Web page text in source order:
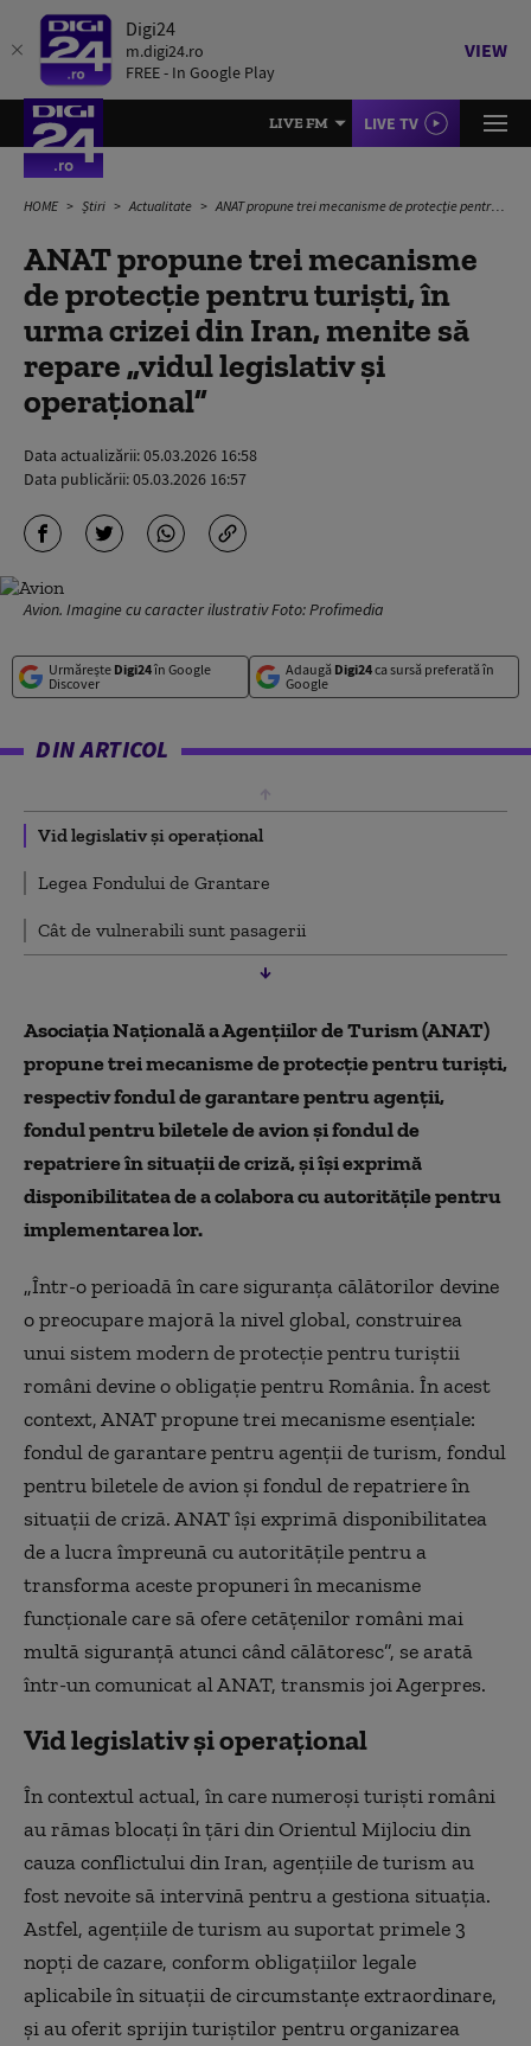
Digi24
m.digi24.ro
FREE - In Google Play
VIEW
LIVE FM LIVE TV
HOME Știri Actualitate ANAT propune trei mecanisme de protecţie pentru turişti, în urma crizei din Iran, menite să repare „vidul legislativ și operațional”
ANAT propune trei mecanisme
de protecţie pentru turişti, în
urma crizei din Iran, menite să
repare „vidul legislativ și
operațional”
Data actualizării:05.03.2026 16:58
Data publicării:05.03.2026 16:57
Avion. Imagine cu caracter ilustrativ Foto: Profimedia
Urmărește Digi24în Google
Discover
Adaugă Digi24ca sursă preferată în
Google
DIN ARTICOL
Vid legislativ și operațional
Legea Fondului de Grantare
Cât de vulnerabili sunt pasagerii
Asociaţia Naţională a Agenţiilor de Turism (ANAT)
propune trei mecanisme de protecţie pentru turişti,
respectiv fondul de garantare pentru agenţii,
fondul pentru biletele de avion şi fondul de
repatriere în situaţii de criză, şi îşi exprimă
disponibilitatea de a colabora cu autorităţile pentru
implementarea lor.
„Într-o perioadă în care siguranţa călătorilor devine
o preocupare majoră la nivel global, construirea
unui sistem modern de protecţie pentru turiştii
români devine o obligaţie pentru România. În acest
context, ANAT propune trei mecanisme esenţiale:
fondul de garantare pentru agenţii de turism, fondul
pentru biletele de avion şi fondul de repatriere în
situaţii de criză. ANAT îşi exprimă disponibilitatea
de a lucra împreună cu autorităţile pentru a
transforma aceste propuneri în mecanisme
funcţionale care să ofere cetăţenilor români mai
multă siguranţă atunci când călătoresc”, se arată
într-un comunicat al ANAT, transmis joi Agerpres.
Vid legislativ și operațional
În contextul actual, în care numeroşi turişti români
au rămas blocaţi în ţări din Orientul Mijlociu din
cauza conflictului din Iran, agenţiile de turism au
fost nevoite să intervină pentru a gestiona situaţia.
Astfel, agenţiile de turism au suportat primele 3
nopţi de cazare, conform obligaţiilor legale
aplicabile în situaţii de circumstanţe extraordinare,
şi au oferit sprijin turiştilor pentru organizarea